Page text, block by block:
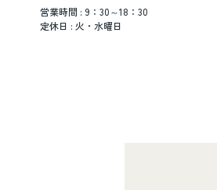
営業時間 : 9：30～18：30
定休日 : 火・水曜日